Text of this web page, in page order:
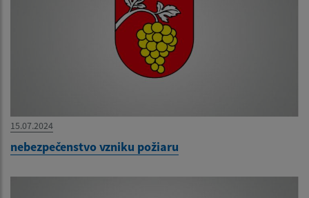
15.07.2024
nebezpečenstvo vzniku požiaru